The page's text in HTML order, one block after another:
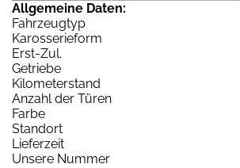
Allgemeine Daten:
Fahrzeugtyp
Karosserieform
Erst-Zul.
Getriebe
Kilometerstand
Anzahl der Türen
Farbe
Standort
Lieferzeit
Unsere Nummer